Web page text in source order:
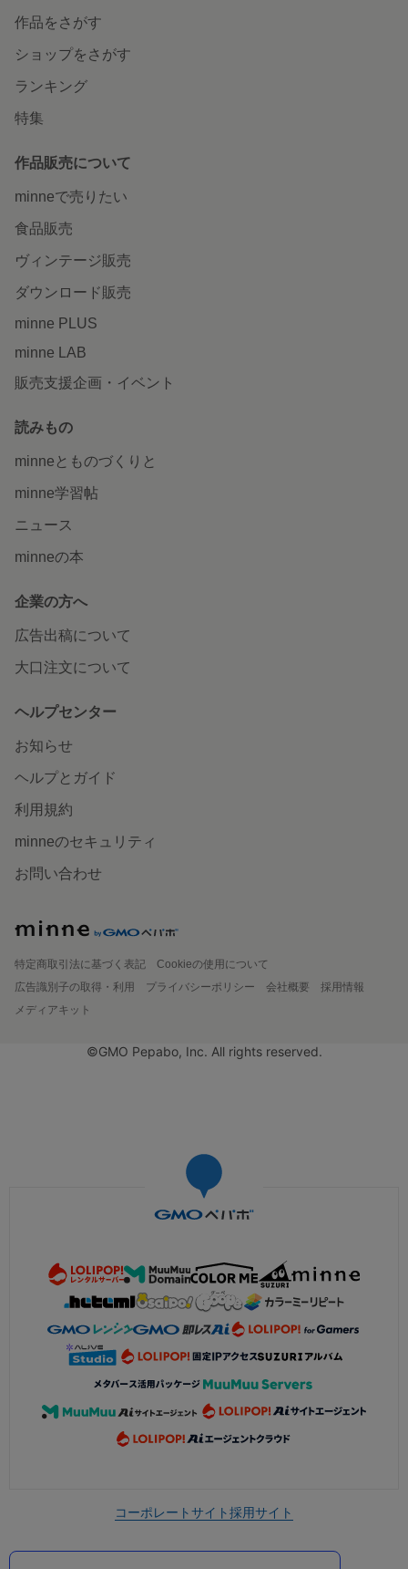
作品をさがす
ショップをさがす
ランキング
特集
作品販売について
minneで売りたい
食品販売
ヴィンテージ販売
ダウンロード販売
minne PLUS
minne LAB
販売支援企画・イベント
読みもの
minneとものづくりと
minne学習帖
ニュース
minneの本
企業の方へ
広告出稿について
大口注文について
ヘルプセンター
お知らせ
ヘルプとガイド
利用規約
minneのセキュリティ
お問い合わせ
特定商取引法に基づく表記
Cookieの使用について
広告識別子の取得・利用
プライバシーポリシー 会社概要
採用情報
メディアキット
©GMO Pepabo, Inc. All rights reserved.
コーポレートサイト採用サイト